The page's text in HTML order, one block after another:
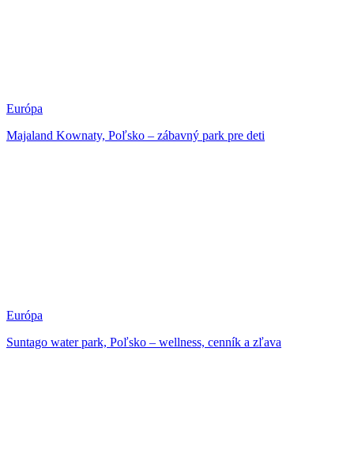
Európa
Majaland Kownaty, Poľsko – zábavný park pre deti
Európa
Suntago water park, Poľsko – wellness, cenník a zľava